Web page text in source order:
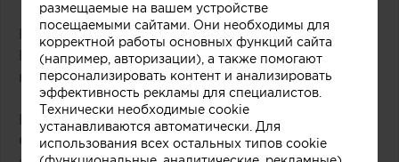
Номинация «Дачный дом»
Владимир Дудин. Объект - дом общей
площадью 103 кв.м в Московской области.
Номинация «Гостевой дом»
Сергей Наседкин. Объект – дом площадью 350
размещаемые на вашем устройстве
посещаемыми сайтами. Они необходимы для
корректной работы основных функций сайта
(например, авторизации), а также помогают
персонализировать контент и анализировать
эффективность рекламы для специалистов.
Технически необходимые cookie
устанавливаются автоматически. Для
использования всех остальных типов cookie